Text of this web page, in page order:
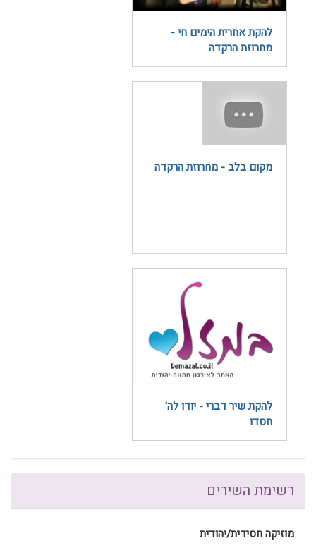
להקת אחרית הימים חי -
מחרוזת הרקדה
מקום בלב - מחרוזת הרקדה
להקת שיר דברי - יודו לה'
חסדו
רשימת השירים
מוזיקה חסידית/יהודית